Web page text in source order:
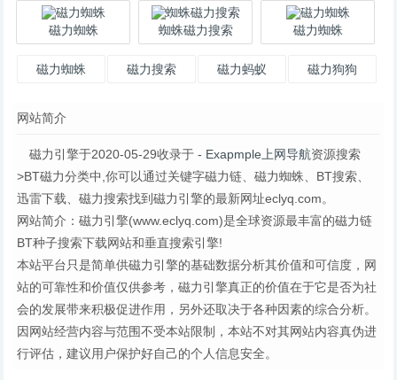
磁力蜘蛛 蜘蛛磁力搜索 磁力蜘蛛
磁力蜘蛛 磁力搜索 磁力蚂蚁 磁力狗狗
网站简介
磁力引擎于2020-05-29收录于 - Exapmple上网导航资源搜索
>BT磁力分类中,你可以通过关键字磁力链、磁力蜘蛛、BT搜索、
迅雷下载、磁力搜索找到磁力引擎的最新网址eclyq.com。
网站简介：磁力引擎(www.eclyq.com)是全球资源最丰富的磁力链
BT种子搜索下载网站和垂直搜索引擎!
本站平台只是简单供磁力引擎的基础数据分析其价值和可信度，网
站的可靠性和价值仅供参考，磁力引擎真正的价值在于它是否为社
会的发展带来积极促进作用，另外还取决于各种因素的综合分析。
因网站经营内容与范围不受本站限制，本站不对其网站内容真伪进
行评估，建议用户保护好自己的个人信息安全。